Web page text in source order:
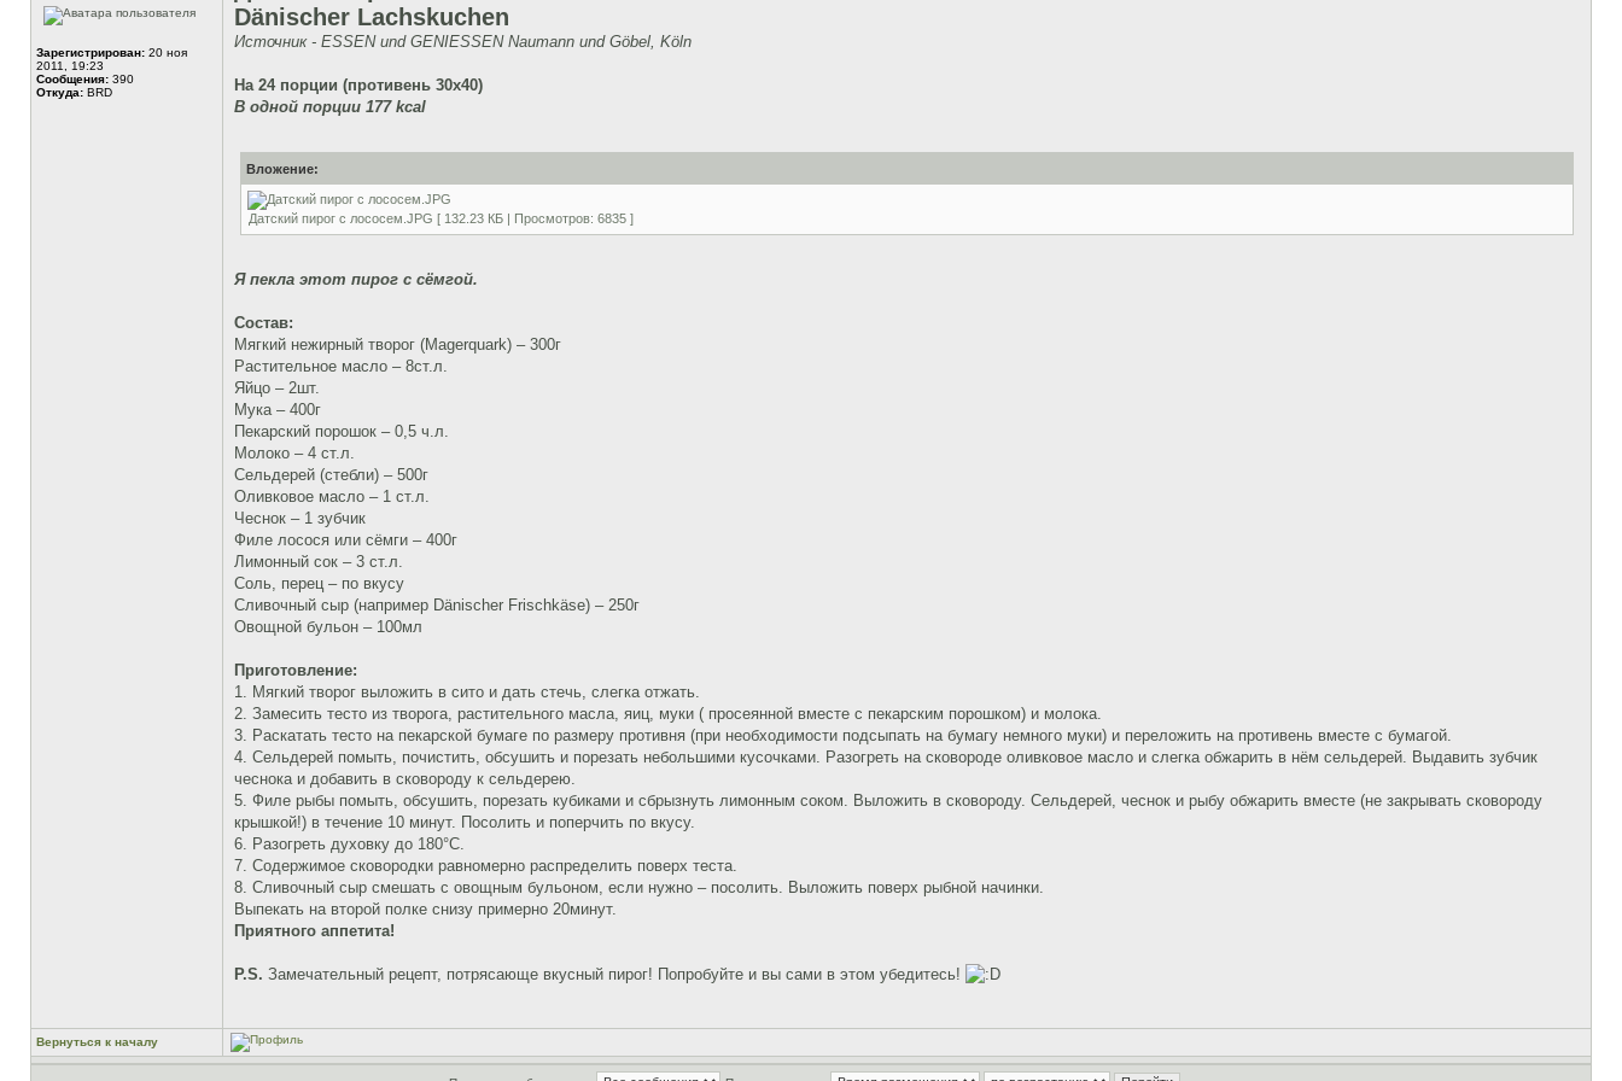
Зарегистрирован: 20 ноя
2011, 19:23
Сообщения: 390
Откуда: BRD
Dänischer Lachskuchen
Источник - ESSEN und GENIESSEN Naumann und Göbel, Köln
На 24 порции (противень 30х40)
В одной порции 177 kcal
Вложение:
Датский пирог с лососем.JPG [ 132.23 КБ | Просмотров: 6835 ]
Я пекла этот пирог с сёмгой.
Состав:
Мягкий нежирный творог (Magerquark) – 300г
Растительное масло – 8ст.л.
Яйцо – 2шт.
Мука – 400г
Пекарский порошок – 0,5 ч.л.
Молоко – 4 ст.л.
Сельдерей (стебли) – 500г
Оливковое масло – 1 ст.л.
Чеснок – 1 зубчик
Филе лосося или сёмги – 400г
Лимонный сок – 3 ст.л.
Соль, перец – по вкусу
Сливочный сыр (например Dänischer Frischkäse) – 250г
Овощной бульон – 100мл
Приготовление:
1. Мягкий творог выложить в сито и дать стечь, слегка отжать.
2. Замесить тесто из творога, растительного масла, яиц, муки ( просеянной вместе с пекарским порошком) и молока.
3. Раскатать тесто на пекарской бумаге по размеру противня (при необходимости подсыпать на бумагу немного муки) и переложить на противень вместе с бумагой.
4. Сельдерей помыть, почистить, обсушить и порезать небольшими кусочками. Разогреть на сковороде оливковое масло и слегка обжарить в нём сельдерей. Выдавить зубчик
чеснока и добавить в сковороду к сельдерею.
5. Филе рыбы помыть, обсушить, порезать кубиками и сбрызнуть лимонным соком. Выложить в сковороду. Сельдерей, чеснок и рыбу обжарить вместе (не закрывать сковороду
крышкой!) в течение 10 минут. Посолить и поперчить по вкусу.
6. Разогреть духовку до 180°C.
7. Содержимое сковородки равномерно распределить поверх теста.
8. Сливочный сыр смешать с овощным бульоном, если нужно – посолить. Выложить поверх рыбной начинки.
Выпекать на второй полке снизу примерно 20минут.
Приятного аппетита!
P.S. Замечательный рецепт, потрясающе вкусный пирог! Попробуйте и вы сами в этом убедитесь!
Вернуться к началу